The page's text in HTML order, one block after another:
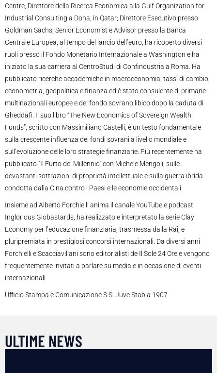
Centre, Direttore della Ricerca Economica alla Gulf Organization for
Industrial Consulting a Doha, in Qatar; Direttore Esecutivo presso
Goldman Sachs; Senior Economist e Advisor presso la Banca
Centrale Europea, al tempo del lancio dell’euro, ha ricoperto diversi
ruoli presso il Fondo Monetario Internazionale a Washington e ha
iniziato la sua carriera al CentroStudi di Confindustria a Roma. Ha
pubblicato ricerche accademiche in macroeconomia, tassi di cambio,
econometria, geopolitica e finanza ed è stato consulente di primarie
multinazionali europee e del fondo sovrano libico dopo la caduta di
Gheddafi. Il suo libro “The New Economics of Sovereign Wealth
Funds”, scritto con Massimiliano Castelli, è un testo fondamentale
sulla crescente influenza dei fondi sovrani a livello mondiale e
sull’evoluzione delle loro strategie finanziarie. Più recentemente ha
pubblicato “Il Furto del Millennio” con Michele Mengoli, sulle
devastanti sottrazioni di proprietà intellettuale e sulla guerra ibrida
condotta dalla Cina contro i Paesi e le economie occidentali.
Insieme ad Alberto Forchielli anima il canale YouTube e podcast
Inglorious Globastards, ha realizzato e interpretato la serie Clay
Economy per l’educazione finanziaria, trasmessa dalla Rai, e
pluripremiata in prestigiosi concorsi internazionali. Da diversi anni
Forchielli e Scacciavillani sono editorialisti de Il Sole 24 Ore e vengono
frequentemente invitati a parlare su media e in occasione di eventi
internazionali.
Ufficio Stampa e Comunicazione S.S. Juve Stabia 1907
ULTIME NEWS